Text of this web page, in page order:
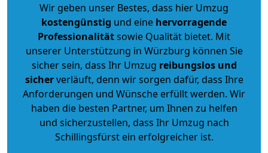
Wir geben unser Bestes, dass hier Umzug
kostengünstig und eine hervorragende
Professionalitätsowie Qualität bietet. Mit
unserer Unterstützung in Würzburg können Sie
sicher sein, dass Ihr Umzug reibungslos und
sicherverläuft, denn wir sorgen dafür, dass Ihre
Anforderungen und Wünsche erfüllt werden. Wir
haben die besten Partner, um Ihnen zu helfen
und sicherzustellen, dass Ihr Umzug nach
Schillingsfürst ein erfolgreicher ist.